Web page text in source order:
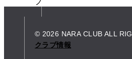
クラブ情報
© 2026 NARA CLUB ALL